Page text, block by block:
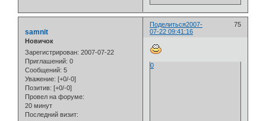
Поделиться 75
2007-
07-22 09:41:16
samnit
Новичок
Зарегистрирован: 2007-07-22
Приглашений: 0
Сообщений: 5
Уважение: [+0/-0]
Позитив: [+0/-0]
Провел на форуме:
20 минут
Последний визит:
0